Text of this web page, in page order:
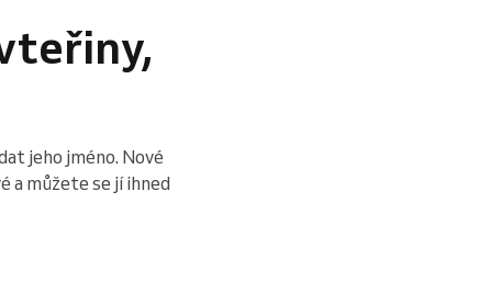
jeho jméno. Nové
a můžete se jí ihned